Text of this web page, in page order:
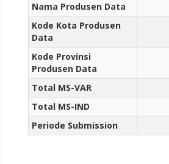
Nama Produsen Data
Kode Kota Produsen
Data
Kode Provinsi
Produsen Data
Total MS-VAR
Total MS-IND
Periode Submission